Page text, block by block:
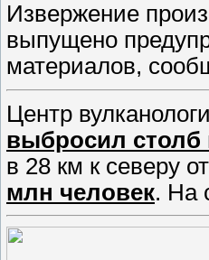
Извержение
выпущено
материалов,
Центр
выбросил столб
в 28 км к северу
млн человек. На